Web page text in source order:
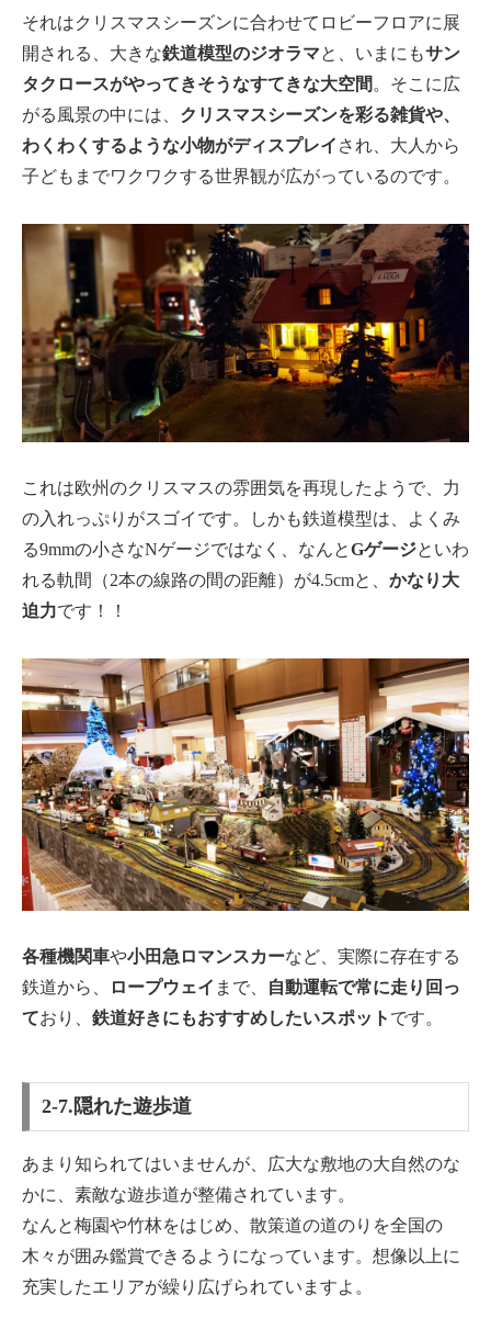
それはクリスマスシーズンに合わせてロビーフロアに展
開される、大きな鉄道模型のジオラマと、いまにもサン
タクロースがやってきそうなすてきな大空間。そこに広
がる風景の中には、 クリスマスシーズンを彩る雑貨や、
わくわくするような小物がディスプレイ され、大人から
子どもまでワクワクする世界観が広がっているのです。
これは欧州のクリスマスの雰囲気を再現したようで、力
の入れっぷりがスゴイです。しかも鉄道模型は、よくみ
る9mmの小さなNゲージではなく、なんとGゲージといわ
れる軌間（2本の線路の間の距離）が4.5cmと、 かなり大
迫力です！！
各種機関車や小田急ロマンスカーなど、実際に存在する
鉄道から、
ロープウェイ まで、
自動運転で常に走り回っ
ており、 鉄道好きにもおすすめしたいスポット です。
2-7.隠れた遊歩道
あまり知られてはいませんが、広大な敷地の大自然のな
かに、素敵な遊歩道が整備されています。
なんと梅園や竹林をはじめ、散策道の道のりを全国の
木々が囲み鑑賞できるようになっています。想像以上に
充実したエリアが繰り広げられていますよ。